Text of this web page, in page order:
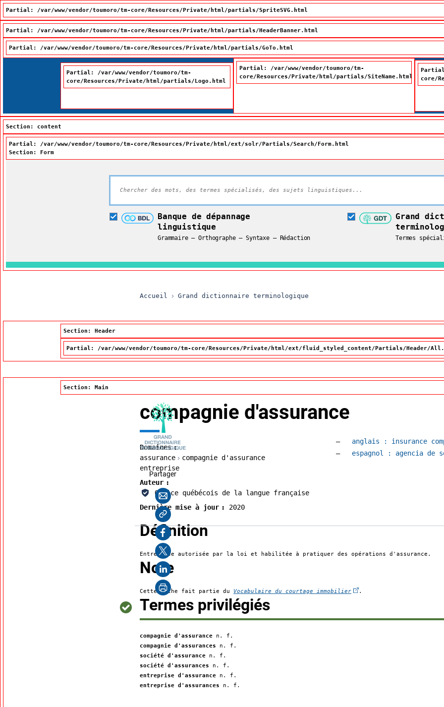
Partial: /var/www/vendor/toumoro/tm-core/Resources/Private/html/partials/SpriteSVG.html
Partial: /var/www/vendor/toumoro/tm-core/Resources/Private/html/partials/HeaderBanner.html
Partial: /var/www/vendor/toumoro/tm-core/Resources/Private/html/partials/GoTo.html
Passer à la recherche
Passer au contenu
Passer à la navigation
Partial: /var/www/vendor/toumoro/tm-
core/Resources/Private/html/partials/Logo.html
Partial: /var/www/vendor/toumoro/tm-
core/Resources/Private/html/partials/SiteName.html
core/
Section: content
Partial: /var/www/vendor/toumoro/tm-core/Resources/Private/html/ext/solr/Partials/Search/Form.html
Section: Form
Rechercher dans tout
Banque de dépannage
linguistique
Grammaire – Orthographe – Syntaxe – Rédaction
Grand
Termes
Grand dictionnaire terminologique
Restreindre aux termes
Accueil Grand dictionnaire terminologique
Section: Header
Partial: /var/www/vendor/toumoro/tm-core/Resources/Private/html/ext/fluid_styled_content/Partials/Header/
Section: Main
compagnie d'assurance
Domaines
assurance
compagnie d'assurance
entreprise
Auteur
Office québécois de la langue française
Dernière mise à jour
2020
Accéder à la fiche en
anglais : insurance
Accéder à la fiche en
espagnol : agencia de
Partagercette page
Courriel
Copier l'adresse
Facebook
X
LinkedIn
Imprimer
Définition:
Entreprise autorisée par la loi et habilitée à pratiquer des opérations d'assurance.
Note:
Cette fiche fait partie du Vocabulaire du courtage immobilier(Cet hyperlien externe
.
Termes privilégiés:
compagnie d'assurance
n. f.
compagnie d'assurances
n. f.
société d'assurance
n. f.
société d'assurances
n. f.
entreprise d'assurance
n. f.
entreprise d'assurances
n. f.